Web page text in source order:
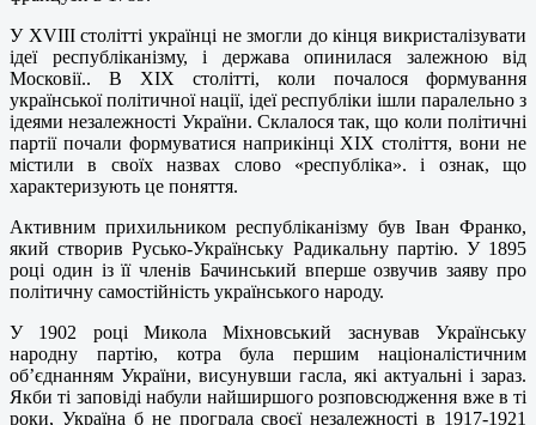
У XVIII столітті українці не змогли до кінця викристалізувати
ідеї республіканізму, і держава опинилася залежною від
Московії.. В XIX столітті, коли почалося формування
української політичної нації, ідеї республіки ішли паралельно з
ідеями незалежності України. Склалося так, що коли політичні
партії почали формуватися наприкінці ХІХ століття, вони не
містили в своїх назвах слово «республіка». і ознак, що
характеризують це поняття.
Активним прихильником республіканізму був Іван Франко,
який створив Русько-Українську Радикальну партію. У 1895
році один із її членів Бачинський вперше озвучив заяву про
політичну самостійність українського народу.
У 1902 році Микола Міхновський заснував Українську
народну партію, котра була першим націоналістичним
об’єднанням України, висунувши гасла, які актуальні і зараз.
Якби ті заповіді набули найширшого розповсюдження вже в ті
роки, Україна б не програла своєї незалежності в 1917-1921